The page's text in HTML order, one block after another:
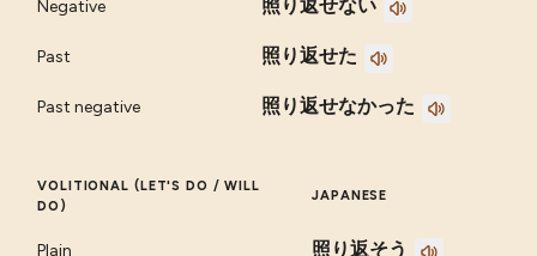
Negative 照り返せない
Past 照り返せた
Past negative 照り返せなかった
VOLITIONAL (LET'S DO / WILL
DO)
JAPANESE
Plain 照り返そう